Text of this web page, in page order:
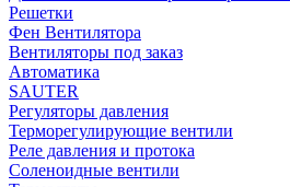
Решетки
Фен Вентилятора
Вентиляторы под заказ
Автоматика
SAUTER
Регуляторы давления
Терморегулирующие вентили
Реле давления и протока
Соленоидные вентили